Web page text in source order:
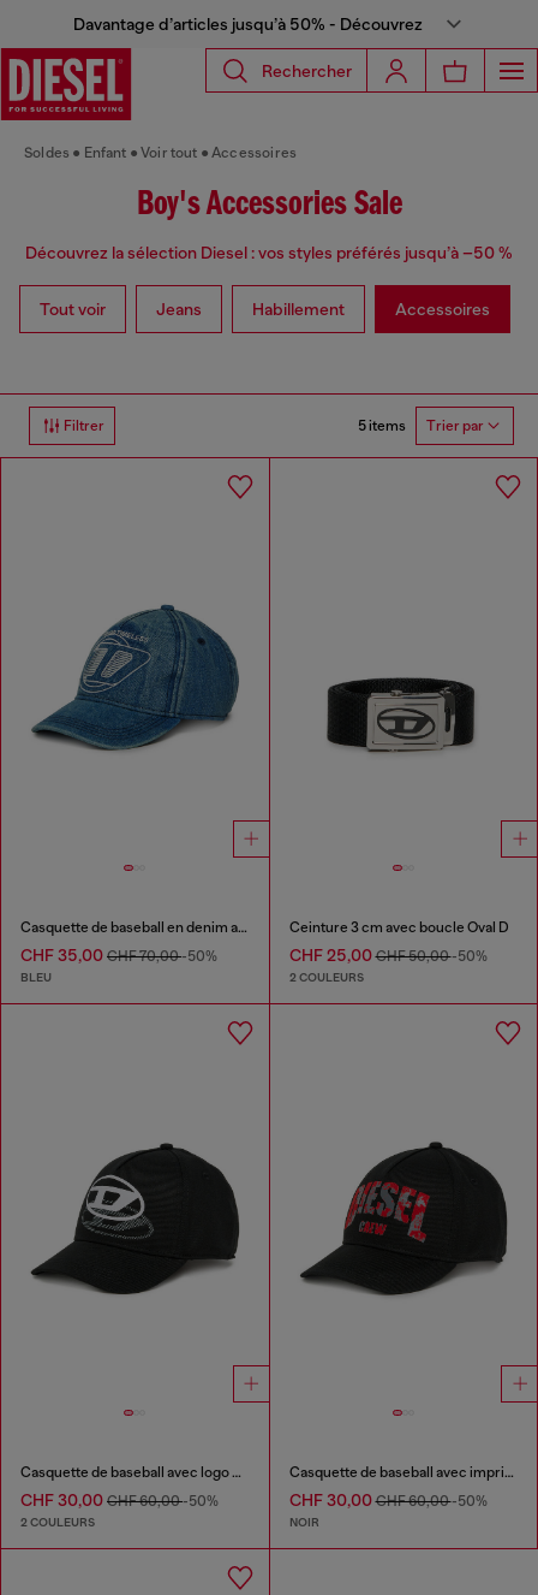
Davantage d’articles jusqu’à 50% - Découvrez
Rechercher
Soldes Enfant Voir tout Accessoires
Boy's Accessories Sale
Découvrez la sélection Diesel : vos styles préférés jusqu’à –50 %
Tout voir Jeans Habillement Accessoires
Filtrer 5 items Trier par
Casquette de baseball en denim avec D brodé
CHF 35,00 CHF 70,00-50%
BLEU
Ceinture 3 cm avec boucle Oval D
CHF 25,00CHF 50,00-50%
2 COULEURS
Casquette de baseball avec logo en ombre
CHF 30,00 CHF 60,00-50%
2 COULEURS
Casquette de baseball avec imprimé graphique
CHF 30,00CHF 60,00-50%
NOIR